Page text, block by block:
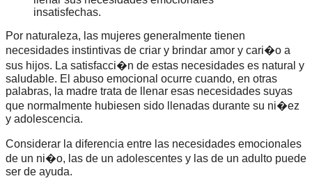
insatisfechas.
Por naturaleza, las mujeres generalmente tienen
necesidades instintivas de criar y brindar amor y cari�o a
sus hijos. La satisfacci�n de estas necesidades es natural y
saludable. El abuso emocional ocurre cuando, en otras
palabras, la madre trata de llenar esas necesidades suyas
que normalmente hubiesen sido llenadas durante su ni�ez
y adolescencia.
Considerar la diferencia entre las necesidades emocionales
de un ni�o, las de un adolescentes y las de un adulto puede
ser de ayuda.